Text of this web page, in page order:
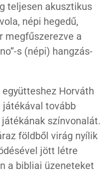
teljesen akusztikus
népi hegedű,
megfűszerezve a
s (népi) hangzás-
Horváth
játékával tovább
színvonalát.
földből virág nyílik
jött létre
a bibliai üzeneteket